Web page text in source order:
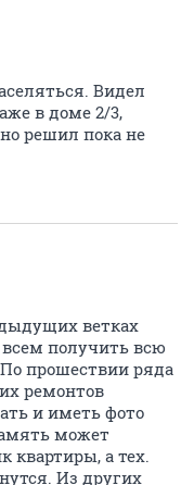
Видел
в доме 2/3,
решил пока не
ветках
получить всю
прошествии ряда
ремонтов
и иметь фото
может
квартиры, а тех.
Из других